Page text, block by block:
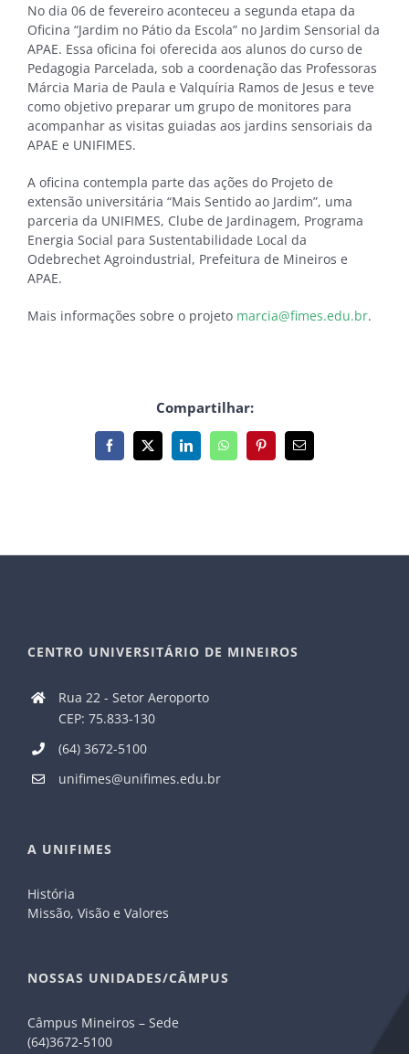
No dia 06 de fevereiro aconteceu a segunda etapa da
Oficina “Jardim no Pátio da Escola” no Jardim Sensorial da
APAE. Essa oficina foi oferecida aos alunos do curso de
Pedagogia Parcelada, sob a coordenação das Professoras
Márcia Maria de Paula e Valquíria Ramos de Jesus e teve
como objetivo preparar um grupo de monitores para
acompanhar as visitas guiadas aos jardins sensoriais da
APAE e UNIFIMES.
A oficina contempla parte das ações do Projeto de
extensão universitária “Mais Sentido ao Jardim”, uma
parceria da UNIFIMES, Clube de Jardinagem, Programa
Energia Social para Sustentabilidade Local da
Odebrechet Agroindustrial, Prefeitura de Mineiros e
APAE.
Mais informações sobre o projeto marcia@fimes.edu.br.
Compartilhar:
Facebook
X LinkedInWhatsAppPinterest
E-
mail
CENTRO UNIVERSITÁRIO DE MINEIROS
Rua 22 - Setor Aeroporto
CEP: 75.833-130
(64) 3672-5100
unifimes@unifimes.edu.br
A UNIFIMES
História
Missão, Visão e Valores
NOSSAS UNIDADES/CÂMPUS
Câmpus Mineiros – Sede
(64)3672-5100